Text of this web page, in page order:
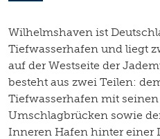
Wilhelmshaven ist
Tiefwasserhafen und liegt
auf der Westseite der
besteht aus zwei Teilen:
Tiefwasserhafen mit
Umschlagbrücken sowie
Inneren Hafen hinter einer